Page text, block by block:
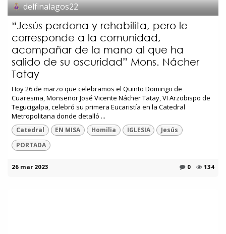
delfinalagos22
“Jesús perdona y rehabilita, pero le
corresponde a la comunidad,
acompañar de la mano al que ha
salido de su oscuridad” Mons. Nácher
Tatay
Hoy 26 de marzo que celebramos el Quinto Domingo de
Cuaresma, Monseñor José Vicente Nácher Tatay, VI Arzobispo de
Tegucigalpa, celebró su primera Eucaristía en la Catedral
Metropolitana donde detalló ...
Catedral EN MISA Homilia IGLESIA
Jesús
PORTADA
26 mar 2023 0 134